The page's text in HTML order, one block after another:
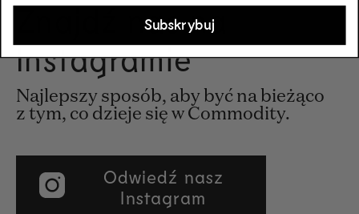
Znajdź nas na
Instagramie
Najlepszy sposób, aby być na bieżąco
z tym, co dzieje się w Commodity.
Odwiedź nasz
Instagram
Subskrybuj